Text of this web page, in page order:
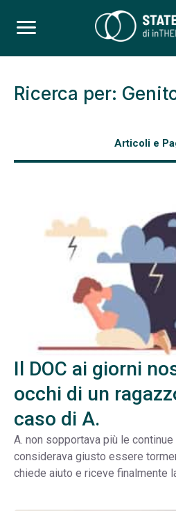
Ricerca per:
Articoli e
Il DOC ai giorni
occhi di un
caso di A.
A. non sopportava più le continue
considerava giusto essere
chiede aiuto e riceve finalmente